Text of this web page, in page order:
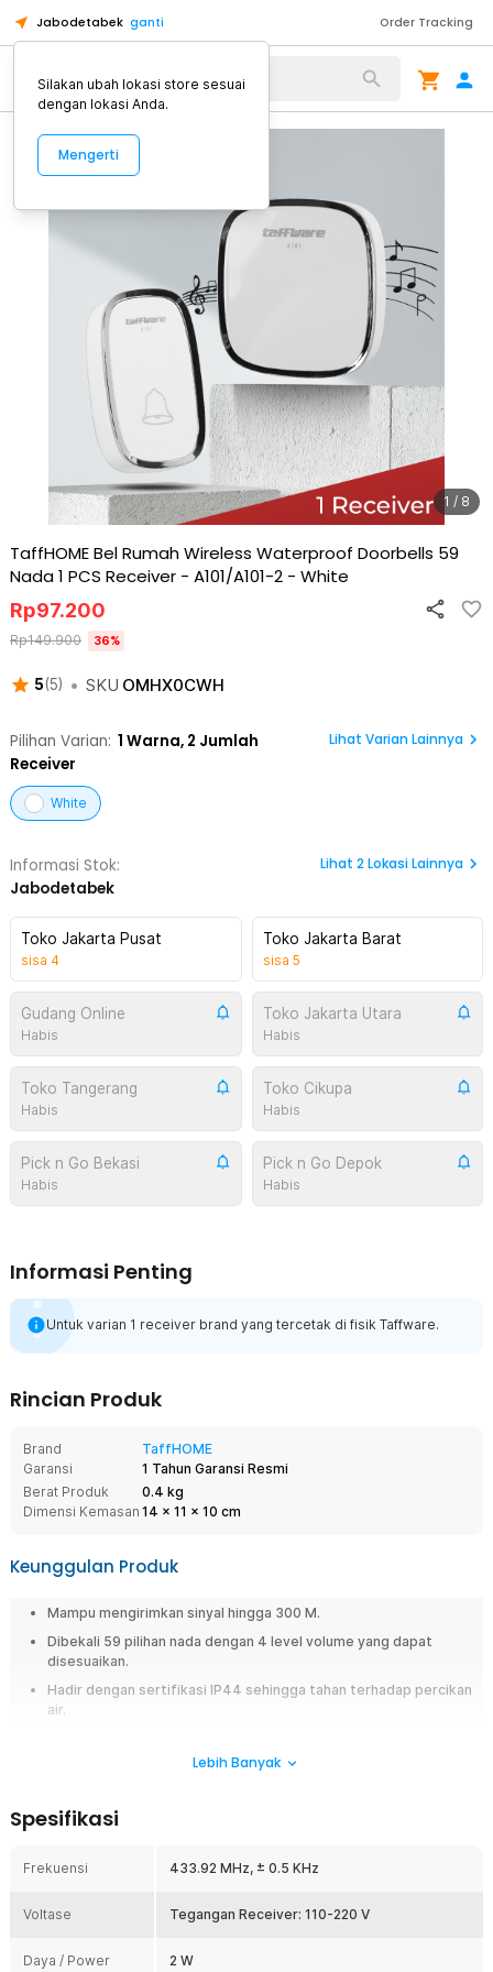
Jabodetabek ganti Order Tracking
Alat Kopi
1 / 8
TaffHOME Bel Rumah Wireless Waterproof Doorbells 59
Nada 1 PCS Receiver - A101/A101-2 - White
5(5) • SKU OMHX0CWH
Rp97.200
Rp149.900 36%
Pilihan Varian: 1 Warna, 2 Jumlah
Receiver
Lihat Varian Lainnya
White
Informasi Stok:
Jabodetabek
Lihat 2Lokasi Lainnya
Toko Jakarta Pusat
sisa 4
Toko Jakarta Barat
sisa 5
Gudang Online
Habis
Toko Jakarta Utara
Habis
Toko Tangerang
Habis
Toko Cikupa
Habis
Pick n Go Bekasi
Habis
Pick n Go Depok
Habis
Informasi Penting
Untuk varian 1 receiver brand yang tercetak di fisik Taffware.
Rincian Produk
Brand
TaffHOME
Garansi
1 Tahun Garansi Resmi
Berat Produk
0.4 kg
Dimensi Kemasan 14 x 11 x 10 cm
Keunggulan Produk
Mampu mengirimkan sinyal hingga 300 M.
Dibekali 59 pilihan nada dengan 4 level volume yang dapat
disesuaikan.
Hadir dengan sertifikasi IP44 sehingga tahan terhadap percikan
air.
Ingin bel rumah yang praktis, stylish, dan bisa dipasang di mana saja
tanpa kabel? TaffHOME A101/A101-2 jawabannya. Didesain minimalis
serta tahan air. Sistem wireless-nya membuat instalasi super mudah,
estetika.
Fitur
Lebih Banyak
Spesifikasi
Frekuensi 433.92 MHz, ± 0.5 KHz
Voltase Tegangan Receiver: 110-220 V
Daya / Power 2 W
Silakan ubah lokasi store sesuai
dengan lokasi Anda.
Mengerti